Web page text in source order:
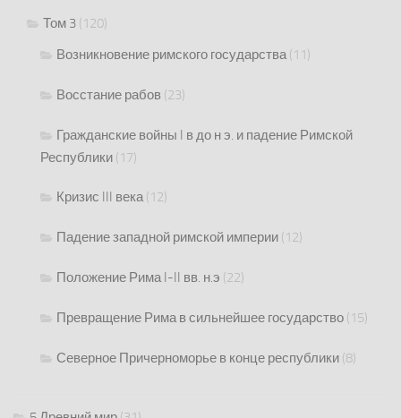
Том 3 (120)
Возникновение римского государства(11)
Восстание рабов (23)
Гражданские войны I в до н э. и падение Римской
Республики (17)
Кризис III века(12)
Падение западной римской империи (12)
Положение Рима I-II вв. н.э (22)
Превращение Рима в сильнейшее государство (15)
Северное Причерноморье в конце республики (8)